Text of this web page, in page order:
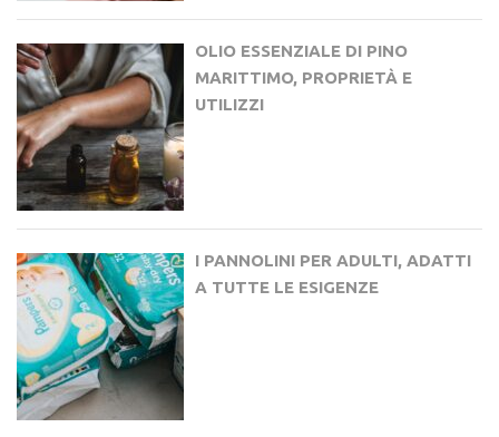
OLIO ESSENZIALE DI PINO
MARITTIMO, PROPRIETÀ E
UTILIZZI
I PANNOLINI PER ADULTI, ADATTI
A TUTTE LE ESIGENZE